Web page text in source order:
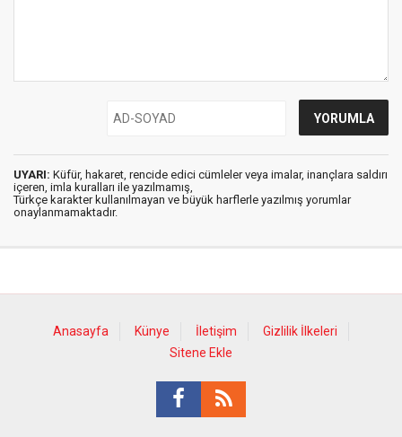
UYARI: Küfür, hakaret, rencide edici cümleler veya imalar, inançlara saldırı
içeren, imla kuralları ile yazılmamış,
Türkçe karakter kullanılmayan ve büyük harflerle yazılmış yorumlar
onaylanmamaktadır.
Anasayfa Künye İletişim
Gizlilik İlkeleri
Sitene Ekle